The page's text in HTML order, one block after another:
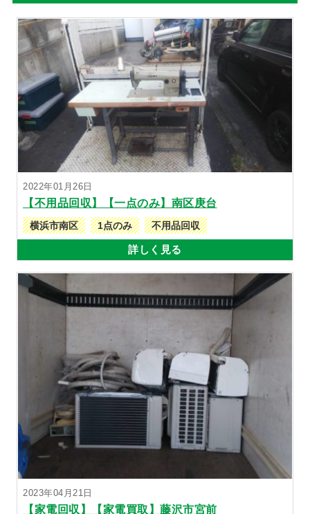
2022年01月26日
【不用品回収】【一点のみ】南区庚台
横浜市南区 1点のみ 不用品回収
詳しく見る
2023年04月21日
【家電回収】【家電買取】藤沢市宮前